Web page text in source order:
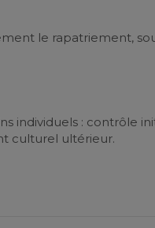
le rapatriement,
individuels : contrôle
culturel ultérieur.